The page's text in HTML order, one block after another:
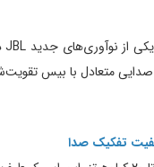
صدایی متعادل با بیس
تفکیک صدا